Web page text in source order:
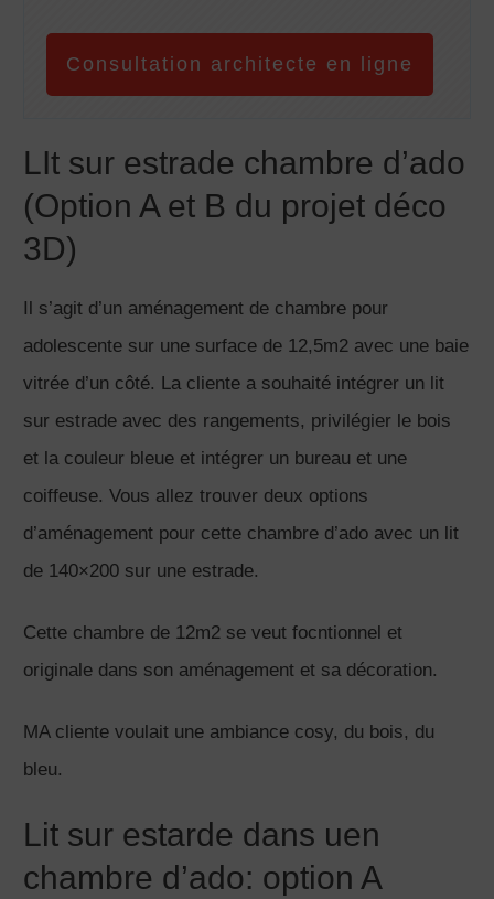
Consultation architecte en ligne
LIt sur estrade chambre d’ado
(Option A et B du projet déco
3D)
Il s’agit d’un aménagement de chambre pour
adolescente sur une surface de 12,5m2 avec une baie
vitrée d’un côté. La cliente a souhaité intégrer un lit
sur estrade avec des rangements, privilégier le bois
et la couleur bleue et intégrer un bureau et une
coiffeuse. Vous allez trouver deux options
d’aménagement pour cette chambre d’ado avec un lit
de 140×200 sur une estrade.
Cette chambre de 12m2 se veut focntionnel et
originale dans son aménagement et sa décoration.
MA cliente voulait une ambiance cosy, du bois, du
bleu.
Lit sur estarde dans uen
chambre d’ado: option A